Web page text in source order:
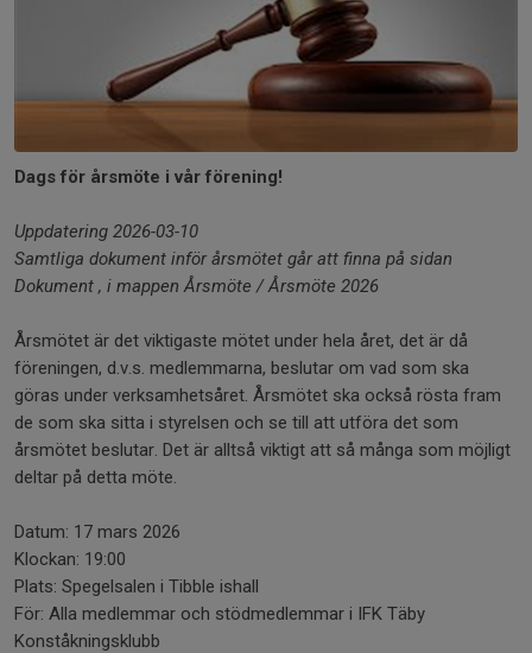
Dags för årsmöte i vår förening!
Uppdatering 2026-03-10
Samtliga dokument inför årsmötet går att finna på sidan
Dokument , i mappen Årsmöte / Årsmöte 2026
Årsmötet är det viktigaste mötet under hela året, det är då
föreningen, d.v.s. medlemmarna, beslutar om vad som ska
göras under verksamhetsåret. Årsmötet ska också rösta fram
de som ska sitta i styrelsen och se till att utföra det som
årsmötet beslutar. Det är alltså viktigt att så många som möjligt
deltar på detta möte.
Datum: 17 mars 2026
Klockan: 19:00
Plats: Spegelsalen i Tibble ishall
För: Alla medlemmar och stödmedlemmar i IFK Täby
Konståkningsklubb